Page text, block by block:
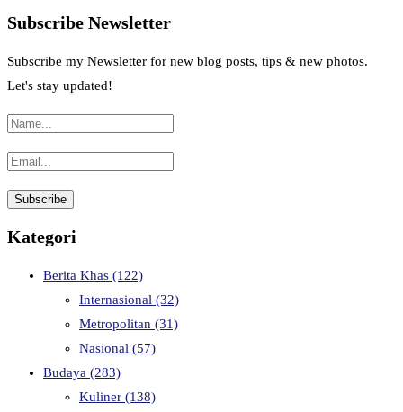
Subscribe Newsletter
Subscribe my Newsletter for new blog posts, tips & new photos.
Let's stay updated!
Kategori
Berita Khas (122)
Internasional (32)
Metropolitan (31)
Nasional (57)
Budaya (283)
Kuliner (138)